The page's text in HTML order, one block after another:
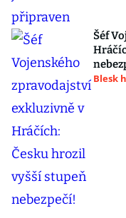
Šéf
Blesk